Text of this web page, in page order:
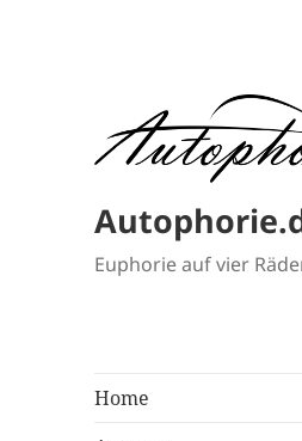
Euphorie auf vier
Home